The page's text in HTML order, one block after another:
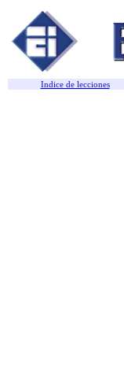
Indice de lecciones